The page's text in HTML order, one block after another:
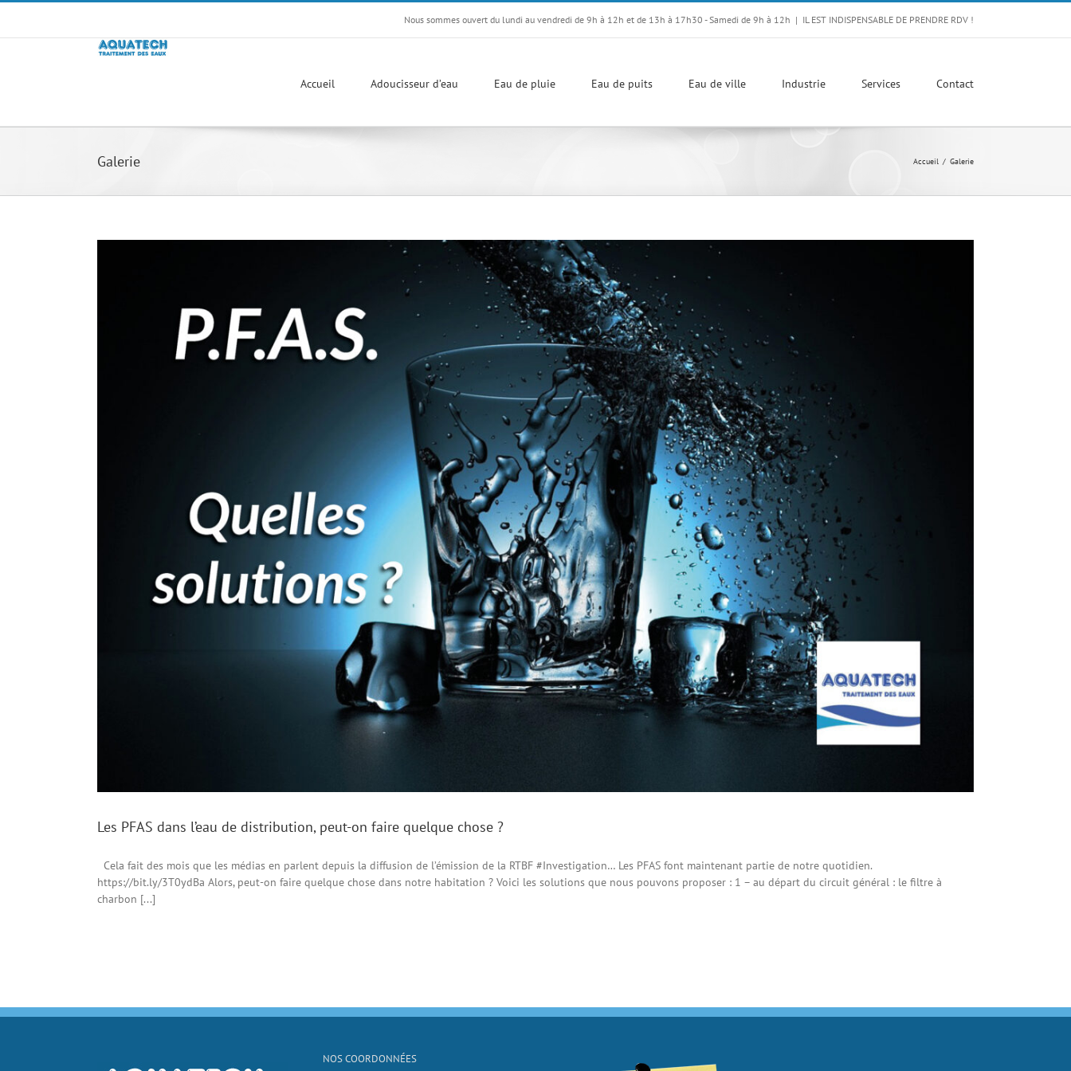
Passer
contenu
Nous sommes ouvert du lundi au vendredi de 9h à 12h et de 13h à 17h30 - Samedi de 9h à 12h | IL EST INDISPENSABLE DE PRENDRE RDV !
Accueil Adoucisseur d’eau Eau de pluie Eau de puits Eau de ville Industrie Services Contact
Galerie Accueil Galerie
Les PFAS dans l’eau de distribution, peut-on faire quelque chose ?
Cela fait des mois que les médias en parlent depuis la diffusion de l’émission de la RTBF #Investigation… Les PFAS font maintenant partie de notre quotidien.
https://bit.ly/3T0ydBa Alors, peut-on faire quelque chose dans notre habitation ? Voici les solutions que nous pouvons proposer : 1 – au départ du circuit général : le filtre à
charbon [...]
NOS COORDONNÉES